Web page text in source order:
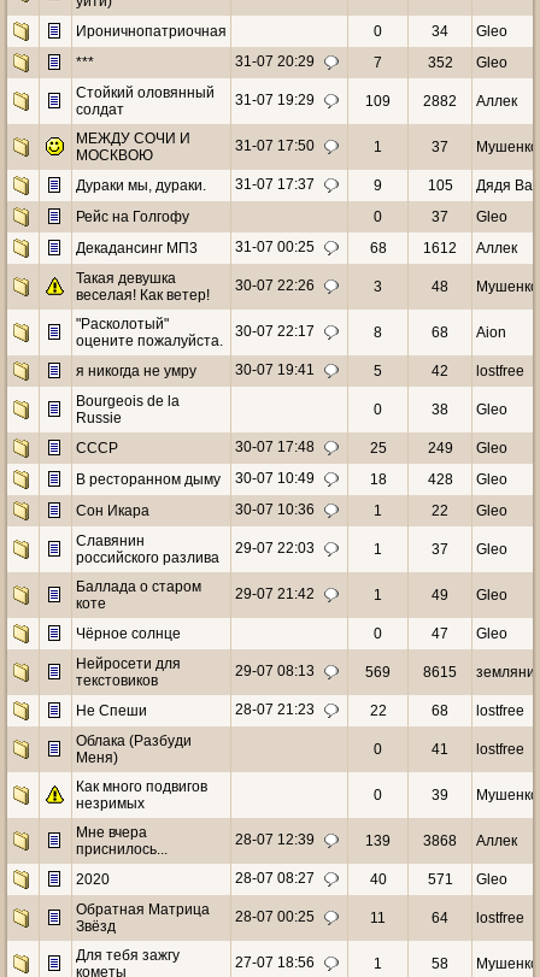
Ироничнопатриочная 0 34
Gleo
***
31-07 20:29 7 352
Gleo
Стойкий оловянный
солдат
31-07 19:29 109 2882 Аллек
МЕЖДУ СОЧИ И
МОСКВОЮ
31-07 17:50 1 37 Мушенко
Дураки мы, дураки. 31-07 17:37 9 105
Дядя
Рейс на Голгофу
0 37
Gleo
Декадансинг МП3
31-07 00:25 68 1612
Аллек
Такая девушка
веселая! Как ветер!
30-07 22:26 3 48 Мушенко
"Расколотый"
оцените пожалуйста.
30-07 22:17 8 68 Aion
я никогда не умру 30-07 19:41 5 42
lostfree
Bourgeois de la
Russie
0 38 Gleo
СССР 30-07 17:48 25 249
Gleo
В ресторанном дыму
30-07 10:49 18 428
Gleo
Сон Икара
30-07 10:36 1 22
Gleo
Славянин
российского разлива
29-07 22:03 1 37 Gleo
Баллада о старом
коте
29-07 21:42 1 49 Gleo
Чёрное солнце 0 47
Gleo
Нейросети для
текстовиков
29-07 08:13 569 8615
Не Спеши 28-07 21:23 22 68
lostfree
Облака (Разбуди
Меня)
0 41 lostfree
Как много подвигов
незримых
0 39 Мушенко
Мне вчера
приснилось...
28-07 12:39 139 3868 Аллек
2020 28-07 08:27 40 571
Gleo
Обратная Матрица
Звёзд
28-07 00:25 11 64 lostfree
Для тебя зажгу
кометы
27-07 18:56 1 58 Мушенко